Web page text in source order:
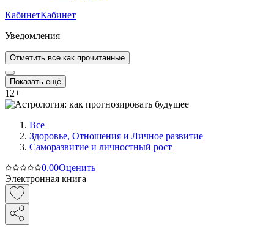
КабинетКабинет
Уведомления
Отметить все как прочитанные
Показать ещё
12+
Все
Здоровье, Отношения и Личное развитие
Саморазвитие и личностный рост
0.00Оценить
Электронная книга